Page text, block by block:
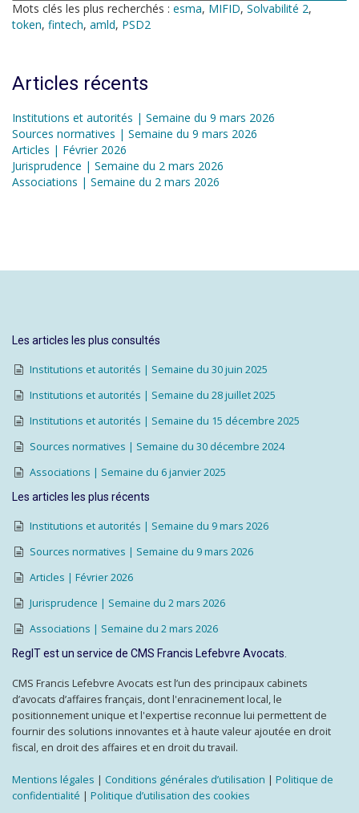
Mots clés les plus recherchés : esma, MIFID, Solvabilité 2,
token, fintech, amld, PSD2
Articles récents
Institutions et autorités | Semaine du 9 mars 2026
Sources normatives | Semaine du 9 mars 2026
Articles | Février 2026
Jurisprudence | Semaine du 2 mars 2026
Associations | Semaine du 2 mars 2026
Les articles les plus consultés
Institutions et autorités | Semaine du 30 juin 2025
Institutions et autorités | Semaine du 28 juillet 2025
Institutions et autorités | Semaine du 15 décembre 2025
Sources normatives | Semaine du 30 décembre 2024
Associations | Semaine du 6 janvier 2025
Les articles les plus récents
Institutions et autorités | Semaine du 9 mars 2026
Sources normatives | Semaine du 9 mars 2026
Articles | Février 2026
Jurisprudence | Semaine du 2 mars 2026
Associations | Semaine du 2 mars 2026
RegIT est un service de CMS Francis Lefebvre Avocats.
CMS Francis Lefebvre Avocats est l’un des principaux cabinets
d’avocats d’affaires français, dont l'enracinement local, le
positionnement unique et l'expertise reconnue lui permettent de
fournir des solutions innovantes et à haute valeur ajoutée en droit
fiscal, en droit des affaires et en droit du travail.
Mentions légales | Conditions générales d’utilisation | Politique de
confidentialité | Politique d’utilisation des cookies